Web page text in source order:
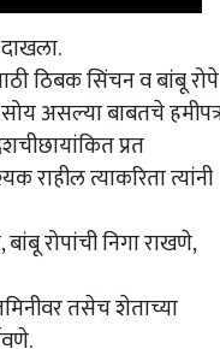
ठिबक सिंचन व बांबू रोपे
असल्या बाबतचे हमीपत्र
प्रत
त्याकरिता त्यांनी
रोपांची निगा राखणे,
तसेच शेताच्या